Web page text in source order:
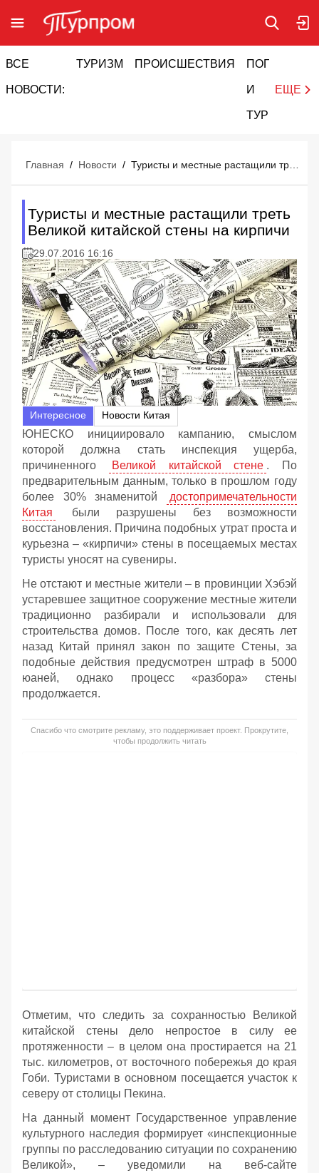
ВСЕ
НОВОСТИ:
ТУРИЗМ ПРОИСШЕСТВИЯ ПОГОДА
И
ТУРИЗМ
ЕЩЕ
Главная / Новости /
Туристы и местные растащили треть
Великой китайской стены на кирпичи
29.07.2016 16:16
Интересное Новости Китая
ЮНЕСКО инициировало кампанию, смыслом
которой должна стать инспекция ущерба,
причиненного
Великой китайской стене . По
предварительным данным, только в прошлом году
более 30% знаменитой
достопримечательности
Китая
были разрушены без возможности
восстановления. Причина подобных утрат проста и
курьезна – «кирпичи» стены в посещаемых местах
туристы уносят на сувениры.
Не отстают и местные жители – в провинции Хэбэй
устаревшее защитное сооружение местные жители
традиционно разбирали и использовали для
строительства домов. После того, как десять лет
назад Китай принял закон по защите Стены, за
подобные действия предусмотрен штраф в 5000
юаней, однако процесс «разбора» стены
продолжается.
Спасибо что смотрите рекламу, это поддерживает проект. Прокрутите,
чтобы продолжить читать
Отметим, что следить за сохранностью Великой
китайской стены дело непростое в силу ее
протяженности – в целом она простирается на 21
тыс. километров, от восточного побережья до края
Гоби. Туристами в основном посещается участок к
северу от столицы Пекина.
На данный момент Государственное управление
культурного наследия формирует «инспекционные
группы по расследованию ситуации по сохранению
Великой», – уведомили на веб-сайте